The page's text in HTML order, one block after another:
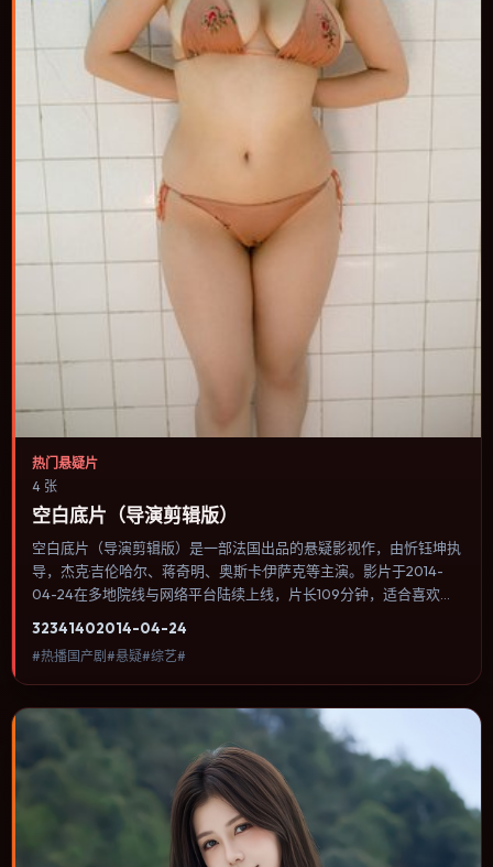
热门悬疑片
4 张
空白底片（导演剪辑版）
空白底片（导演剪辑版）是一部法国出品的悬疑影视作，由忻钰坤执
导，杰克·吉伦哈尔、蒋奇明、奥斯卡·伊萨克等主演。影片于2014-
04-24在多地院线与网络平台陆续上线，片长109分钟，适合喜欢悬
选择与情节推进，节奏与视听语言统一，可作为休闲观影或类型片补
片的选择。
32341402014-04-24
#热播国产剧#悬疑#综艺#